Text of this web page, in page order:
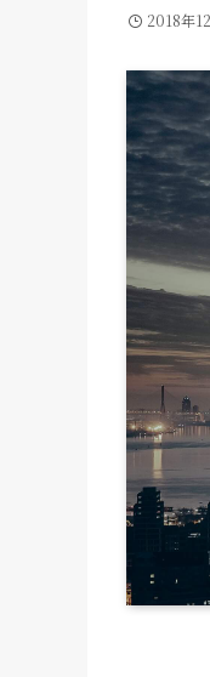
2018年